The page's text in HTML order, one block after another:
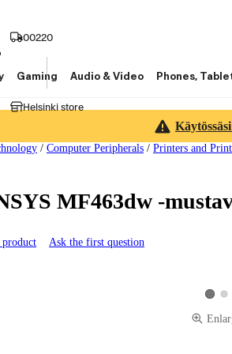
00220
Helsinki store
Gaming Audio & Video Phones,
/ Computer Peripherals / Printers and
MF463dw -
Ask the first question
videos
View